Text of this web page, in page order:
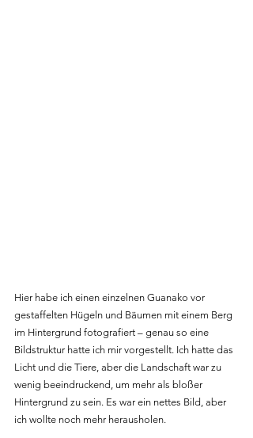
Hier habe ich einen einzelnen Guanako vor
gestaffelten Hügeln und Bäumen mit einem Berg
im Hintergrund fotografiert – genau so eine
Bildstruktur hatte ich mir vorgestellt. Ich hatte das
Licht und die Tiere, aber die Landschaft war zu
wenig beeindruckend, um mehr als bloßer
Hintergrund zu sein. Es war ein nettes Bild, aber
ich wollte noch mehr herausholen.